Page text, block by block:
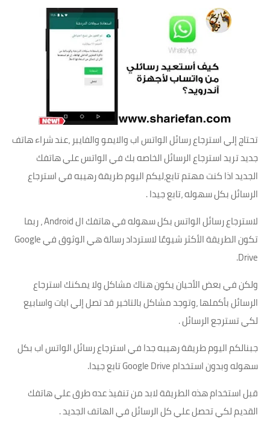
تحتاج إلي استرجاع رسائل الواتس اب والايمو والفايبر ،عند شراء هاتف
جديد تريد استرجاع الرسائل الخاصه بك في الواتس علي هاتفك
الجديد اذا كنت مهتم تابع،ليكم اليوم طريقة رهيبه في استرجاع
الرسائل بكل سهوله ،تابع جيدا .
لاسترجاع رسائل الواتس بكل سهوله في هاتفك ال Android ، ربما
تكون الطريقة الأكثر شيوعًا لاسترداد رسالة هي الوثوق في Google
Drive.
ولكن في بعض الأحيان يكون هناك مشاكل ولا يمكنك استرجاع
الرسائل بأكملها ،وتوجد مشاكل بالتاخير قد تصل إلي ايات واسابيع
لكي تسترجع الرسائل .
جبنالكم اليوم طريقة رهيبه جدا في استرجاع رسائل الواتس اب بكل
سهوله وبدون استخدام Google Drive تابع جيدا.
قبل استخدام هذه الطريقة لابد من تنفيذ عده طرق علي هاتفك
القديم لكي تحصل علي كل الرسائل في الهاتف الجديد .